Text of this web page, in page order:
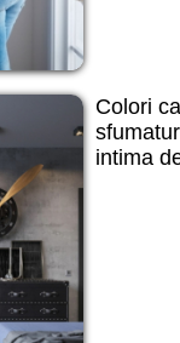
Colori
intima